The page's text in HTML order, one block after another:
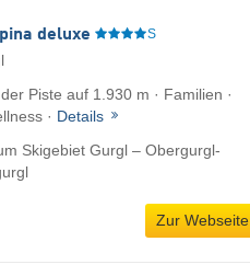
deluxe S
Piste auf 1.930 m · Familien ·
· Details
Skigebiet Gurgl – Obergurgl-
Zur Webseite